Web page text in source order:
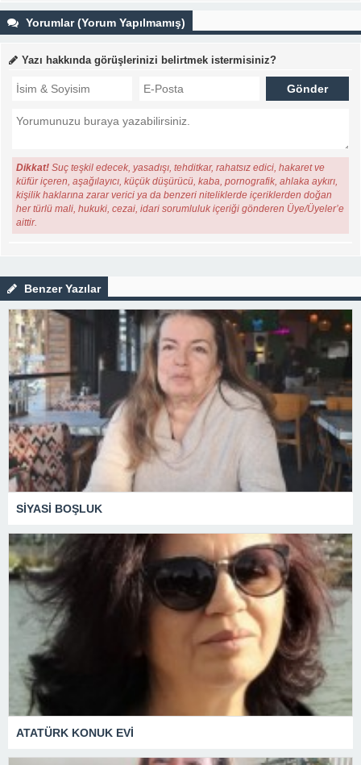
Yorumlar (Yorum Yapılmamış)
Yazı hakkında görüşlerinizi belirtmek istermisiniz?
Dikkat! Suç teşkil edecek, yasadışı, tehditkar, rahatsız edici, hakaret ve
küfür içeren, aşağılayıcı, küçük düşürücü, kaba, pornografik, ahlaka aykırı,
kişilik haklarına zarar verici ya da benzeri niteliklerde içeriklerden doğan
her türlü mali, hukuki, cezai, idari sorumluluk içeriği gönderen Üye/Üyeler’e
aittir.
Benzer Yazılar
SİYASİ BOŞLUK
ATATÜRK KONUK EVİ